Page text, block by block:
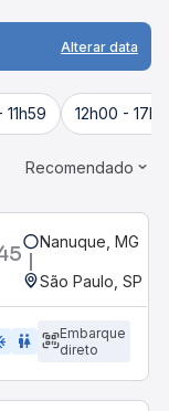
Alterar data
12h00 -
Recomendado
Nanuque, MG
São Paulo, SP -
wc
Embarque
direto